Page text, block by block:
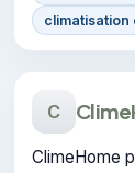
climatisation
C
ClimeHome